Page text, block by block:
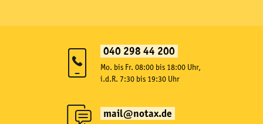
040 298 44 200
Mo. bis Fr. 08:00 bis 18:00 Uhr,
i.d.R. 7:30 bis 19:30 Uhr
mail@notax.de